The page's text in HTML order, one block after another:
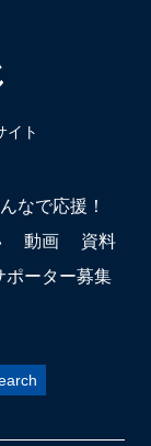
イト
なで応援！
動画
資料
ポーター募集